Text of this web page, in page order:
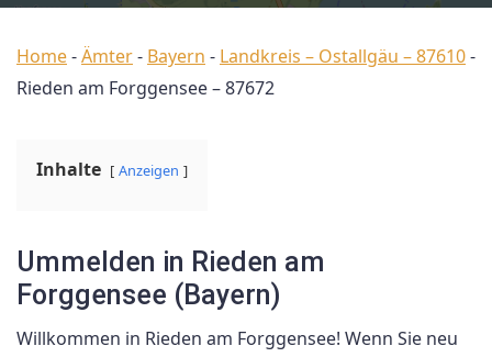
Home-Ämter- Bayern - Landkreis – Ostallgäu – 87610-
Rieden am Forggensee – 87672
Inhalte Anzeigen
Ummelden in Rieden am
Forggensee (Bayern)
Willkommen in Rieden am Forggensee! Wenn Sie neu